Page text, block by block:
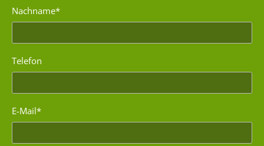
Nachname*
Telefon
E-Mail*